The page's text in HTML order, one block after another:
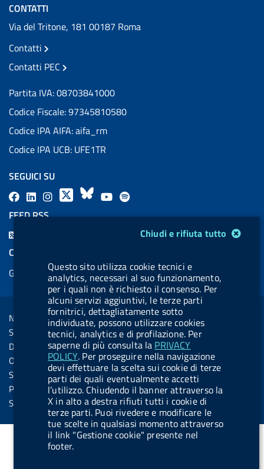
Chiudi e rifiuta tutto
Questo sito utilizza cookie tecnici e
analytics, necessari al suo funzionamento,
per i quali non è richiesto il consenso. Per
alcuni servizi aggiuntivi, le terze parti
fornitrici, dettagliatamente sotto
individuate, possono utilizzare cookies
tecnici, analytics e di profilazione. Per
saperne di più consulta la PRIVACY
POLICY. Per proseguire nella navigazione
devi effettuare la scelta sui cookie di terze
parti dei quali eventualmente accetti
l’utilizzo. Chiudendo il banner attraverso la
X in alto a destra rifiuti tutti i cookie di
terze parti. Puoi rivedere e modificare le
tue scelte in qualsiasi momento attraverso
il link "Gestione cookie" presente nel
footer.
CONTATTI
Via del Tritone, 181 00187 Roma
Contatti
Contatti PEC
Partita IVA: 08703841000
Codice Fiscale: 97345810580
Codice IPA AIFA: aifa_rm
Codice IPA UCB: UFE1TR
SEGUICI SU
F
a
L
i
.
b
u
t
t
o
n
.
i
n
s
t
X
B
k
y
Y
b
e
l
.
b
u
t
t
o
n
.
s
p
o
FEED RSS
COOKIES
Gestione cookie
Sezione Link Utili
Note legali
Social Media Policy
Dichiarazione di accessibilità
Obiettivi di accessibilità
Statistiche sito
Privacy
Servizi Online